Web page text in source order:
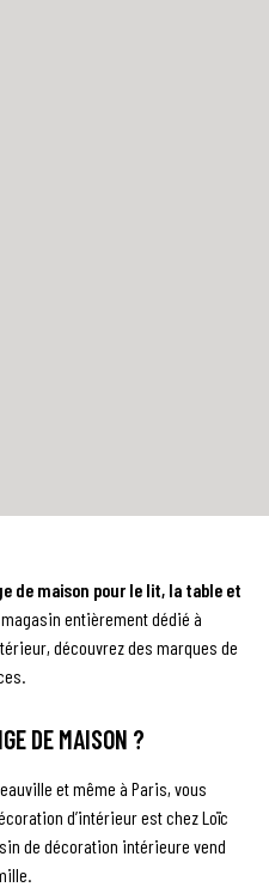
de maison pour le lit, la table et
entièrement dédié à
découvrez des marques de
DE MAISON ?
et même à Paris, vous
d’intérieurest chez Loïc
de décoration intérieure vend